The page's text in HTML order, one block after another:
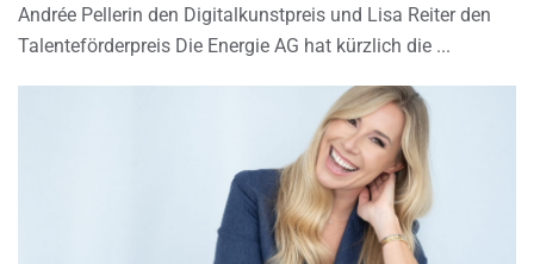
Andrée Pellerin den Digitalkunstpreis und Lisa Reiter den
Talenteförderpreis Die Energie AG hat kürzlich die